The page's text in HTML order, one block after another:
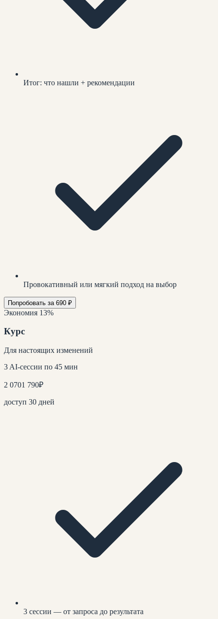
Итог: что нашли + рекомендации
Провокативный или мягкий подход на выбор
Попробовать за 690 ₽
Экономия 13%
Курс
Для настоящих изменений
3 AI-сессии по 45 мин
2 0701 790₽
доступ 30 дней
3 сессии — от запроса до результата